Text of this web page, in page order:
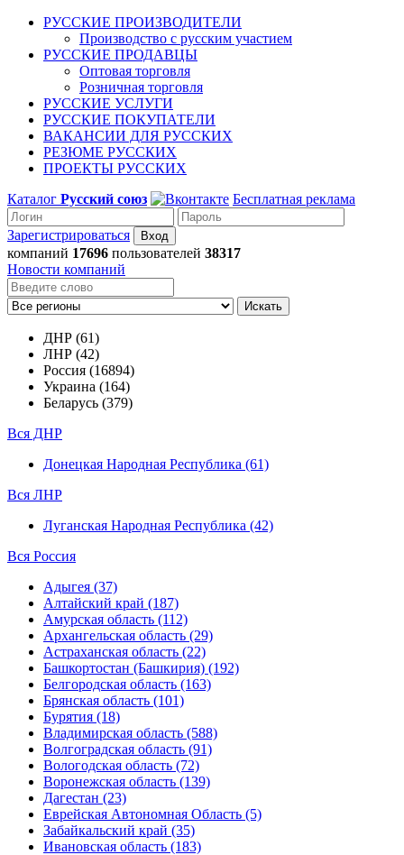
РУССКИЕ ПРОИЗВОДИТЕЛИ
Производство с русским участием
РУССКИЕ ПРОДАВЦЫ
Оптовая торговля
Розничная торговля
РУССКИЕ УСЛУГИ
РУССКИЕ ПОКУПАТЕЛИ
ВАКАНСИИ ДЛЯ РУССКИХ
РЕЗЮМЕ РУССКИХ
ПРОЕКТЫ РУССКИХ
Каталог Русский союз Бесплатная реклама
Зарегистрироваться
компаний 17696 пользователей 38317
Новости компаний
Искать
ДНР (61)
ЛНР (42)
Россия (16894)
Украина (164)
Беларусь (379)
Вся ДНР
Донецкая Народная Республика (61)
Вся ЛНР
Луганская Народная Республика (42)
Вся Россия
Адыгея (37)
Алтайский край (187)
Амурская область (112)
Архангельская область (29)
Астраханская область (22)
Башкортостан (Башкирия) (192)
Белгородская область (163)
Брянская область (101)
Бурятия (18)
Владимирская область (588)
Волгоградская область (91)
Вологодская область (72)
Воронежская область (139)
Дагестан (23)
Еврейская Автономная Область (5)
Забайкальский край (35)
Ивановская область (183)